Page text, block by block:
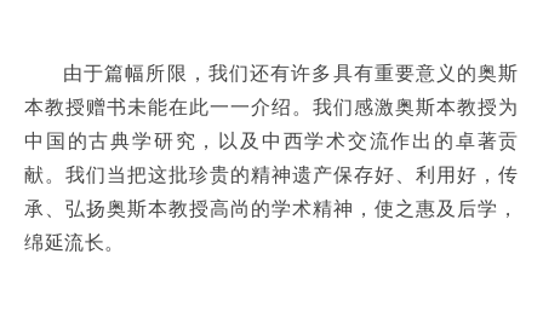
由于篇幅所限，我们还有许多具有重要意义的奥斯
本教授赠书未能在此一一介绍。我们感激奥斯本教授为
中国的古典学研究，以及中西学术交流作出的卓著贡
献。我们当把这批珍贵的精神遗产保存好、利用好，传
承、弘扬奥斯本教授高尚的学术精神，使之惠及后学，
绵延流长。